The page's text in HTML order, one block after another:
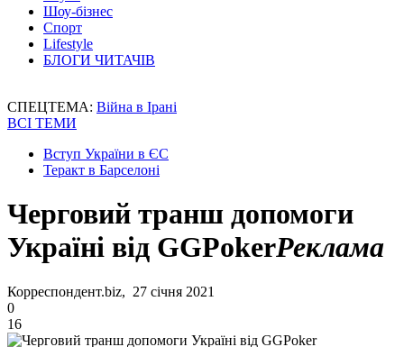
Шоу-бізнес
Спорт
Lifestyle
БЛОГИ ЧИТАЧІВ
СПЕЦТЕМА: Війна в Ірані
ВСІ ТЕМИ
Вступ України в ЄС
Теракт в Барселоні
Черговий транш допомоги
Україні від GGPokerРеклама
Корреспондент.biz, 27 січня 2021
0
16